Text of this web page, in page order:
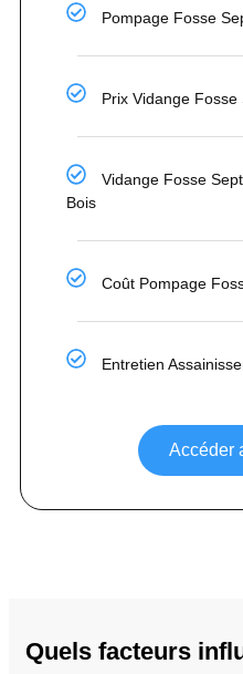
Pompage Fosse
Prix Vidange Fosse
Vidange Fosse
Bois
Coût Pompage
Entretien
Accéder
Quels facteurs